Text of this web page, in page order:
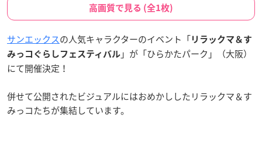
高画質で見る (全1枚)
サンエックスの人気キャラクターのイベント「 リラックマ＆す
みっコぐらしフェスティバル 」が「ひらかたパーク」（大阪）
にて開催決定！
併せて公開されたビジュアルにはおめかししたリラックマ＆す
みっコたちが集結しています。